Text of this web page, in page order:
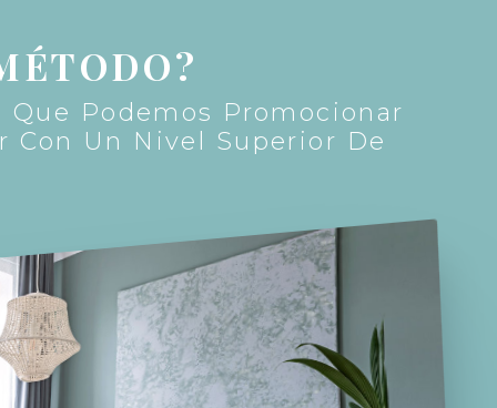
Podemos Promocionar
Con Un Nivel Superior De